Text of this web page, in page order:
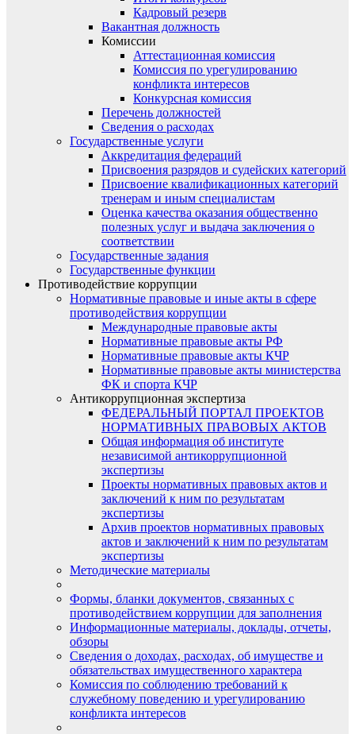
Кадровый резерв
Вакантная должность
Комиссии
Аттестационная комиссия
Комиссия по урегулированию
конфликта интересов
Конкурсная комиссия
Перечень должностей
Сведения о расходах
Государственные услуги
Аккредитация федераций
Присвоения разрядов и судейских категорий
Присвоение квалификационных категорий
тренерам и иным специалистам
Оценка качества оказания общественно
полезных услуг и выдача заключения о
соответствии
Государственные задания
Государственные функции
Противодействие коррупции
Нормативные правовые и иные акты в сфере
противодействия коррупции
Международные правовые акты
Нормативные правовые акты РФ
Нормативные правовые акты КЧР
Нормативные правовые акты министерства
ФК и спорта КЧР
Антикоррупционная экспертиза
ФЕДЕРАЛЬНЫЙ ПОРТАЛ ПРОЕКТОВ
НОРМАТИВНЫХ ПРАВОВЫХ АКТОВ
Общая информация об институте
независимой антикоррупционной
экспертизы
Проекты нормативных правовых актов и
заключений к ним по результатам
экспертизы
Архив проектов нормативных правовых
актов и заключений к ним по результатам
экспертизы
Методические материалы
Формы, бланки документов, связанных с
противодействием коррупции для заполнения
Информационные материалы, доклады, отчеты,
обзоры
Сведения о доходах, расходах, об имуществе и
обязательствах имущественного характера
Комиссия по соблюдению требований к
служебному поведению и урегулированию
конфликта интересов